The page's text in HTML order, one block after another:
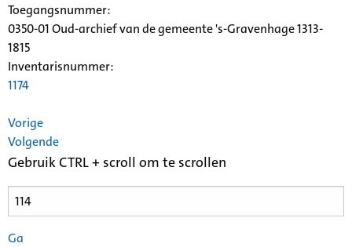
Toegangsnummer:
0350-01 Oud-archief van de gemeente 's-Gravenhage 1313-
1815
Inventarisnummer:
1174
Vorige
Volgende
Gebruik CTRL + scroll om te scrollen
Ga